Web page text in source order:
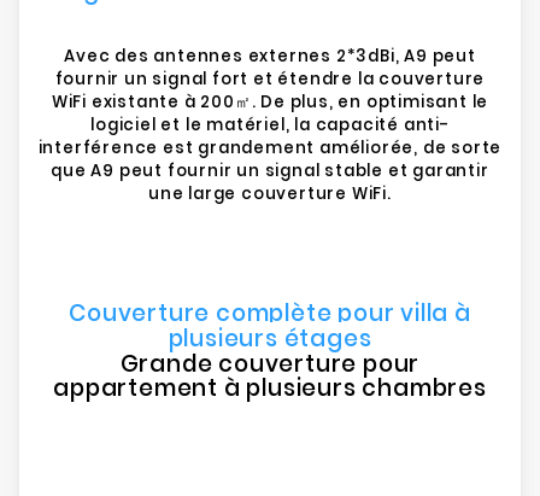
Avec des antennes externes 2*3dBi, A9 peut
fournir un signal fort et étendre la couverture
WiFi existante à 200㎡. De plus, en optimisant le
logiciel et le matériel, la capacité anti-
interférence est grandement améliorée, de sorte
que A9 peut fournir un signal stable et garantir
une large couverture WiFi.
Couverture complète pour villa à
plusieurs étages
Grande couverture pour
appartement à plusieurs chambres